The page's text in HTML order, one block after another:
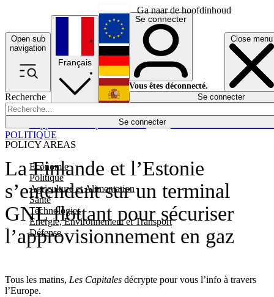
Ga naar de hoofdinhoud
Open sub
navigation
Close menu
Recherche
Se connecter
POLICY AREAS
Economie
Politique
Agriculture et Alimentation
Santé
Technologies
Energie, Environnement et Transport
Défense
Économie
Français
English
Deutsch
Español
Se connecter
Vous êtes déconnecté.
Se connecter
La Finlande et l’Estonie
s’entendent sur un terminal
GNL flottant pour sécuriser
l’approvisionnement en gaz
Tous les matins, Les Capitales décrypte pour vous l’info à travers
l’Europe.
POLITIQUE